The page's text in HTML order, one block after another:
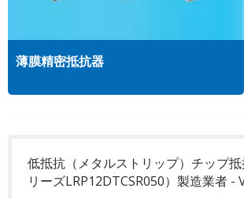
薄膜精密抵抗器
低抵抗（メタルストリップ）チップ
リーズLRP12DTCSR050）製造業者 -